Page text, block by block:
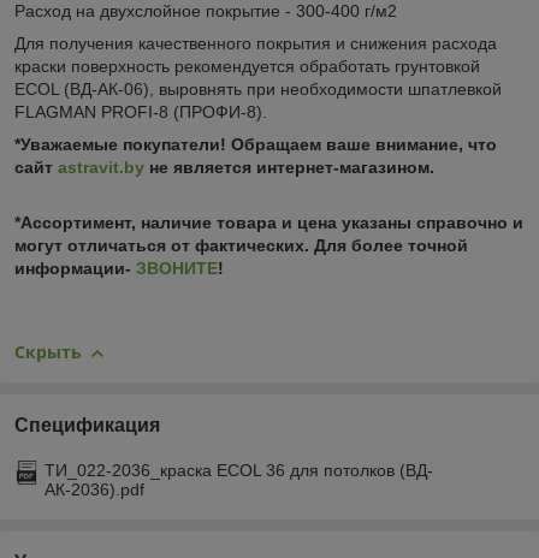
Расход на двухслойное покрытие - 300-400 г/м2
Для получения качественного покрытия и снижения расхода
краски поверхность рекомендуется обработать грунтовкой
ECOL (ВД-АК-06), выровнять при необходимости шпатлевкой
FLAGMAN PROFI-8 (ПРОФИ-8).
*Уважаемые покупатели! Обращаем ваше внимание, что
сайт astravit.by не является интернет-магазином.
*Ассортимент, наличие товара и цена указаны справочно и
могут отличаться от фактических. Для более точной
информации- ЗВОНИТЕ!
Скрыть
Спецификация
ТИ_022-2036_краска ECOL 36 для потолков (ВД-
АК-2036).pdf